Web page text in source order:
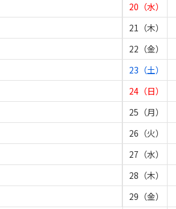
20（水）
21（木）
22（金）
23（土）
24（日）
25（月）
26（火）
27（水）
28（木）
29（金）